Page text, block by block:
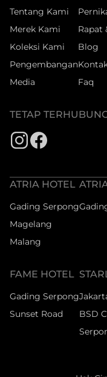
Tentang Kami
Merek Kami
Koleksi Kami
Pengembangan
Media
Rapat
Blog
Faq
TETAP
ATRIA HOTEL
Gading Serpong
Magelang
Malang
FAME HOTEL
Gading Serpong
Sunset Road
BSD